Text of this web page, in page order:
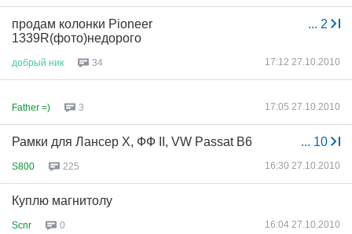
... 2
продам колонки Pioneer
1339R(фото)недорого
добрый ник 34 17:12 27.10.2010
Father =) 3 17:05 27.10.2010
... 10
Рамки для Лансер Х, ФФ II, VW Passat B6
S800 225 16:30 27.10.2010
Куплю магнитолу
Scnr 0 16:04 27.10.2010